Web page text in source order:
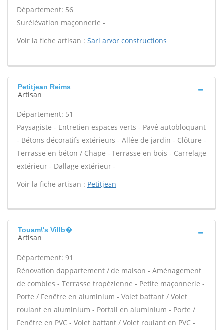
Département: 56
Surélévation maçonnerie -
Voir la fiche artisan : Sarl arvor constructions
Petitjean Reims
Artisan
Département: 51
Paysagiste - Entretien espaces verts - Pavé autobloquant
- Bétons décoratifs extérieurs - Allée de jardin - Clôture -
Terrasse en béton / Chape - Terrasse en bois - Carrelage
extérieur - Dallage extérieur -
Voir la fiche artisan : Petitjean
Touam\'s Villb�
Artisan
Département: 91
Rénovation dappartement / de maison - Aménagement
de combles - Terrasse tropézienne - Petite maçonnerie -
Porte / Fenêtre en aluminium - Volet battant / Volet
roulant en aluminium - Portail en aluminium - Porte /
Fenêtre en PVC - Volet battant / Volet roulant en PVC -